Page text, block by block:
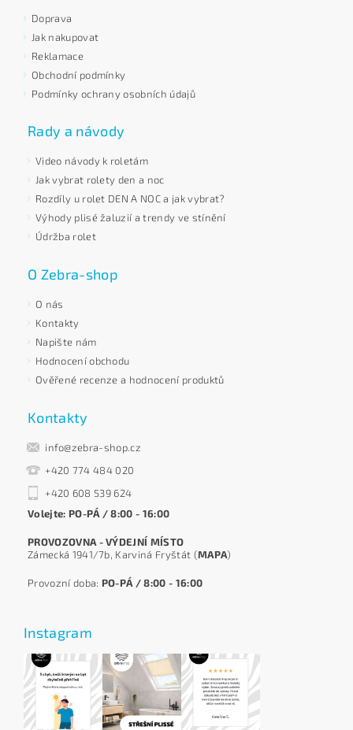
Doprava
Jak nakupovat
Reklamace
Obchodní podmínky
Podmínky ochrany osobních údajů
Rady a návody
Video návody k roletám
Jak vybrat rolety den a noc
Rozdíly u rolet DEN A NOC a jak vybrat?
Výhody plisé žaluzií a trendy ve stínění
Údržba rolet
O Zebra-shop
O nás
Kontakty
Napište nám
Hodnocení obchodu
Ověřené recenze a hodnocení produktů
Kontakty
info@zebra-shop.cz
+420 774 484 020
+420 608 539 624
Volejte: PO-PÁ / 8:00 - 16:00
PROVOZOVNA - VÝDEJNÍ MÍSTO
Zámecká 1941/7b, Karviná Fryštát (MAPA)
Provozní doba: PO-PÁ / 8:00 - 16:00
Instagram